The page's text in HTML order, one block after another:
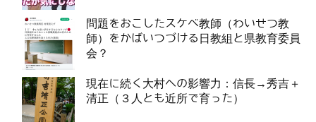
問題をおこしたスケベ教師（わいせつ教
師）をかばいつづける日教組と県教育委員
会？
現在に続く大村への影響力：信長→秀吉＋
清正（３人とも近所で育った）